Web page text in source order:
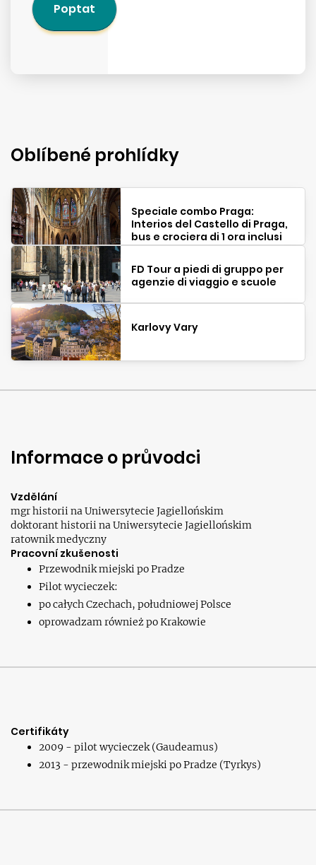
Poptat
Oblíbené prohlídky
Speciale combo Praga:
Interios del Castello di Praga,
bus e crociera di 1 ora inclusi
FD Tour a piedi di gruppo per
agenzie di viaggio e scuole
Karlovy Vary
Informace o průvodci
Vzdělání
mgr historii na Uniwersytecie Jagiellońskim
doktorant historii na Uniwersytecie Jagiellońskim
ratownik medyczny
Pracovní zkušenosti
Przewodnik miejski po Pradze
Pilot wycieczek:
po całych Czechach, południowej Polsce
oprowadzam również po Krakowie
Certifikáty
2009 - pilot wycieczek (Gaudeamus)
2013 - przewodnik miejski po Pradze (Tyrkys)